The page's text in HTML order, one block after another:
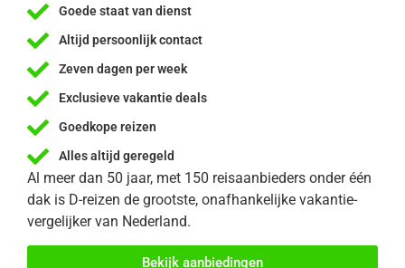
Goede staat van dienst
Altijd persoonlijk contact
Zeven dagen per week
Exclusieve vakantie deals
Goedkope reizen
Alles altijd geregeld
Al meer dan 50 jaar, met 150 reisaanbieders onder één
dak is D-reizen de grootste, onafhankelijke vakantie-
vergelijker van Nederland.
Bekijk aanbiedingen